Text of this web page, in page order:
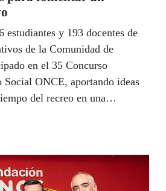
estudiantes y 193 docentes de
de la Comunidad de
en el 35 Concurso
Social ONCE, aportando ideas
del recreo en una